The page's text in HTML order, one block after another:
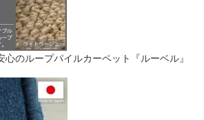
のループパイルカーペット『ルーベル』